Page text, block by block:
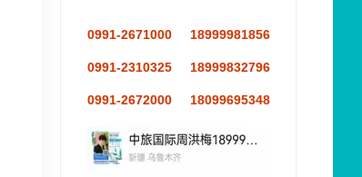
0991-2671000 18999981856
0991-2310325 18999832796
0991-2672000 18099695348